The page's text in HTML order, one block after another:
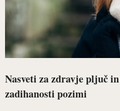
Nasveti za zdravje pljuč
zadihanosti pozimi